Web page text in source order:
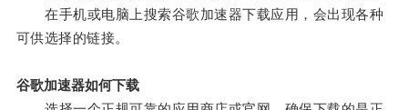
在手机或电脑上搜索谷歌加速器下载应用，会出现各种
可供选择的链接。
谷歌加速器如何下载